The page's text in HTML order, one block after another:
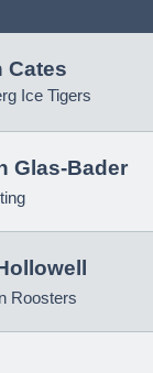
Cates
Ice Tigers
Glas-Bader
Roosters